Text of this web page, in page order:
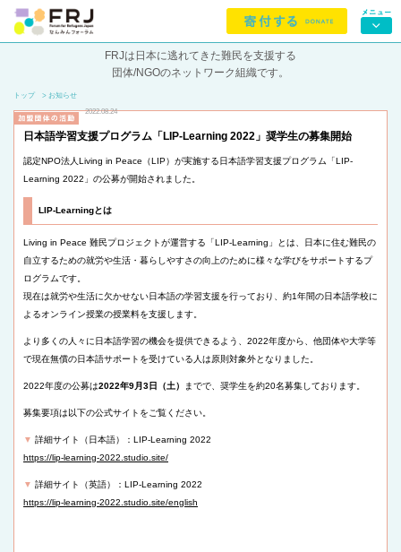
FRJは日本に逃れてきた難民を支援する
団体/NGOのネットワーク組織です。
トップ > お知らせ
2022.08.24
日本語学習支援プログラム「LIP-Learning 2022」奨学生の募集開始
認定NPO法人Living in Peace（LIP）が実施する日本語学習支援プログラム「LIP-
Learning 2022」の公募が開始されました。
LIP-Learningとは
Living in Peace 難民プロジェクトが運営する「LIP-Learning」とは、日本に住む難民の
自立するための就労や生活・暮らしやすさの向上のために様々な学びをサポートするプ
ログラムです。
現在は就労や生活に欠かせない日本語の学習支援を行っており、約1年間の日本語学校に
よるオンライン授業の授業料を支援します。
より多くの人々に日本語学習の機会を提供できるよう、2022年度から、他団体や大学等
で現在無償の日本語サポートを受けている人は原則対象外となりました。
2022年度の公募は2022年9月3日（土） までで、奨学生を約20名募集しております。
募集要項は以下の公式サイトをご覧ください。
▼ 詳細サイト（日本語）：LIP-Learning 2022
https://lip-learning-2022.studio.site/
▼ 詳細サイト（英語）：LIP-Learning 2022
https://lip-learning-2022.studio.site/english